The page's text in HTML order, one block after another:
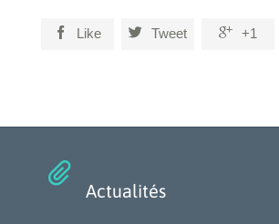
 Like  Tweet  +1

Actualités